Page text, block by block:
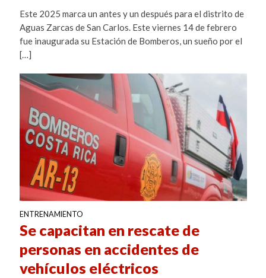
Este 2025 marca un antes y un después para el distrito de
Aguas Zarcas de San Carlos. Este viernes 14 de febrero
fue inaugurada su Estación de Bomberos, un sueño por el
[…]
ENTRENAMIENTO
Se capacitan en rescate de
personas en accidentes de
vehículos eléctricos